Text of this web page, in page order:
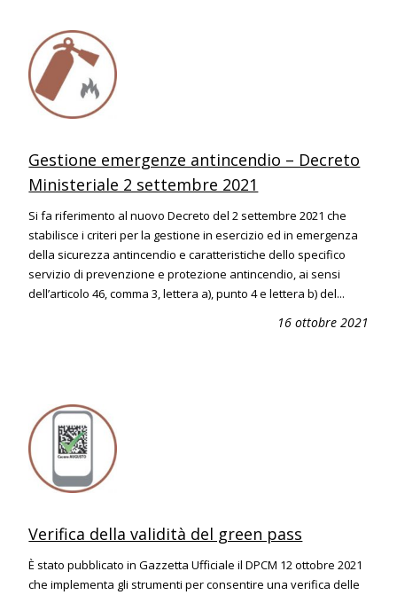
Gestione emergenze antincendio – Decreto
Ministeriale 2 settembre 2021
Si fa riferimento al nuovo Decreto del 2 settembre 2021 che
stabilisce i criteri per la gestione in esercizio ed in emergenza
della sicurezza antincendio e caratteristiche dello specifico
servizio di prevenzione e protezione antincendio, ai sensi
dell’articolo 46, comma 3, lettera a), punto 4 e lettera b) del...
16 ottobre 2021
Verifica della validità del green pass
È stato pubblicato in Gazzetta Ufficiale il DPCM 12 ottobre 2021
che implementa gli strumenti per consentire una verifica delle